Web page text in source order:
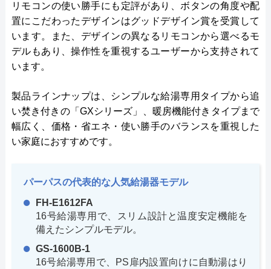
リモコンの使い勝手にも定評があり、ボタンの角度や配
置にこだわったデザインはグッドデザイン賞を受賞して
います。また、デザインの異なるリモコンから選べるモ
デルもあり、操作性を重視するユーザーから支持されて
います。
製品ラインナップは、シンプルな給湯専用タイプから追
い焚き付きの「GXシリーズ」、暖房機能付きタイプまで
幅広く、価格・省エネ・使い勝手のバランスを重視した
い家庭におすすめです。
パーパスの代表的な人気給湯器モデル
FH-E1612FA
16号給湯専用で、スリム設計と温度安定機能を
備えたシンプルモデル。
GS-1600B-1
16号給湯専用で、PS扉内設置向けに自動湯はり